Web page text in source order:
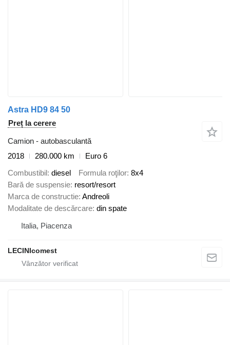
Astra HD9 84 50
Preț la cerere
Camion - autobasculantă
2018
280.000 km
Euro 6
Combustibil diesel Formula roţilor 8x4
Bară de suspensie resort/resort
Marca de constructie Andreoli
Modalitate de descărcare din spate
Italia, Piacenza
LECINIcomest